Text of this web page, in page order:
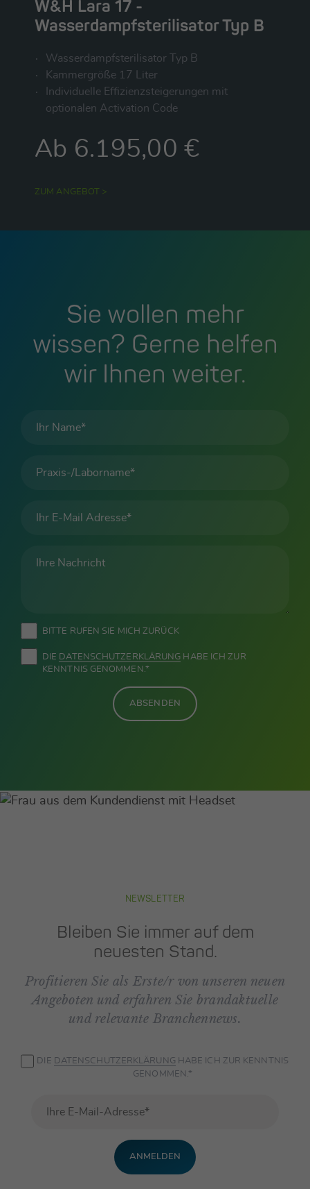
W&H Lara 17 -
Wasserdampfsterilisator Typ B
Wasserdampfsterilisator Typ B
Kammergröße 17 Liter
Individuelle Effizienzsteigerungen mit
optionalen Activation Code
Ab 6.195,00 €
ZUM ANGEBOT >
Sie wollen mehr
wissen? Gerne helfen
wir Ihnen weiter.
BITTE RUFEN SIE MICH ZURÜCK
DIE DATEN­SCHUTZ­ERKLÄRUNG HABE ICH ZUR
KENNTNIS GENOMMEN.*
ABSENDEN
NEWSLETTER
Bleiben Sie immer auf dem
neuesten Stand.
Profitieren Sie als Erste/r von unseren neuen
Angeboten und erfahren Sie brandaktuelle
und relevante Branchennews.
DIE DATEN­SCHUTZ­ERKLÄRUNG HABE ICH ZUR KENNTNIS
GENOMMEN.*